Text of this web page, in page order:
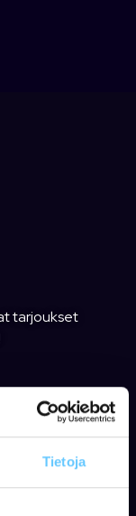
Tietoja
tarjoukset